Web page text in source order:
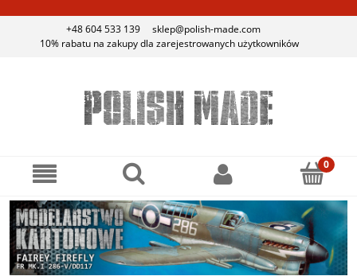
+48 604 533 139
sklep@polish-made.com
10% rabatu na zakupy dla zarejestrowanych użytkowników